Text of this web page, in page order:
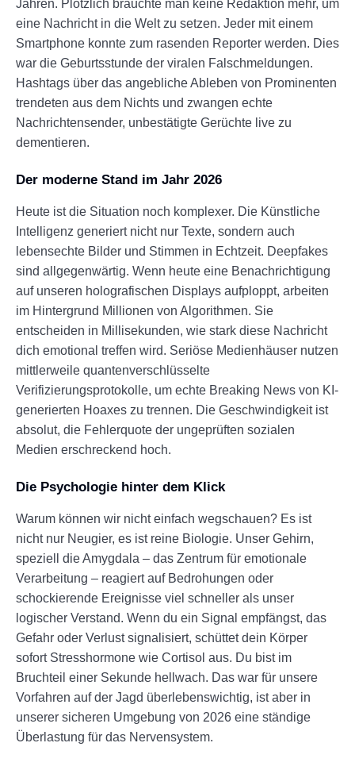
Jahren. Plötzlich brauchte man keine Redaktion mehr, um
eine Nachricht in die Welt zu setzen. Jeder mit einem
Smartphone konnte zum rasenden Reporter werden. Dies
war die Geburtsstunde der viralen Falschmeldungen.
Hashtags über das angebliche Ableben von Prominenten
trendeten aus dem Nichts und zwangen echte
Nachrichtensender, unbestätigte Gerüchte live zu
dementieren.
Der moderne Stand im Jahr 2026
Heute ist die Situation noch komplexer. Die Künstliche
Intelligenz generiert nicht nur Texte, sondern auch
lebensechte Bilder und Stimmen in Echtzeit. Deepfakes
sind allgegenwärtig. Wenn heute eine Benachrichtigung
auf unseren holografischen Displays aufploppt, arbeiten
im Hintergrund Millionen von Algorithmen. Sie
entscheiden in Millisekunden, wie stark diese Nachricht
dich emotional treffen wird. Seriöse Medienhäuser nutzen
mittlerweile quantenverschlüsselte
Verifizierungsprotokolle, um echte Breaking News von KI-
generierten Hoaxes zu trennen. Die Geschwindigkeit ist
absolut, die Fehlerquote der ungeprüften sozialen
Medien erschreckend hoch.
Die Psychologie hinter dem Klick
Warum können wir nicht einfach wegschauen? Es ist
nicht nur Neugier, es ist reine Biologie. Unser Gehirn,
speziell die Amygdala – das Zentrum für emotionale
Verarbeitung – reagiert auf Bedrohungen oder
schockierende Ereignisse viel schneller als unser
logischer Verstand. Wenn du ein Signal empfängst, das
Gefahr oder Verlust signalisiert, schüttet dein Körper
sofort Stresshormone wie Cortisol aus. Du bist im
Bruchteil einer Sekunde hellwach. Das war für unsere
Vorfahren auf der Jagd überlebenswichtig, ist aber in
unserer sicheren Umgebung von 2026 eine ständige
Überlastung für das Nervensystem.